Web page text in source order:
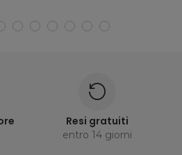
Resi gratuiti
entro 14 giorni